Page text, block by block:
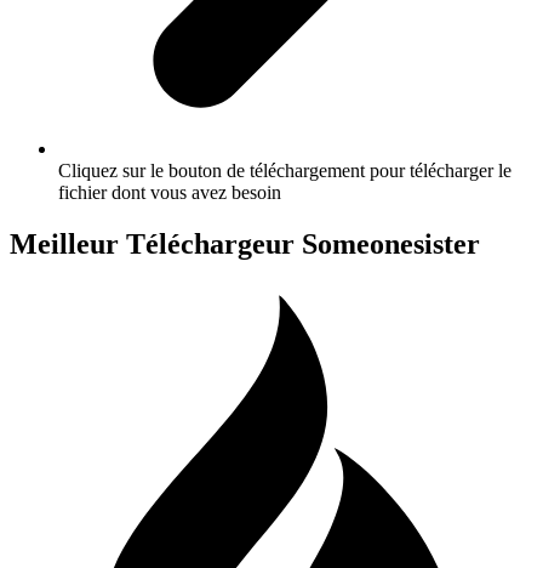
Cliquez sur le bouton de téléchargement pour télécharger le
fichier dont vous avez besoin
Meilleur Téléchargeur Someonesister